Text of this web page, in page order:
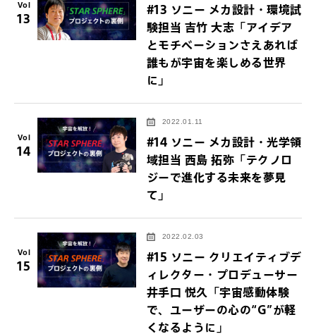
Vol
13
#13 ソニー メカ設計・環境試
験担当 吉竹 大志「アイデア
とモチベーションさえあれば
誰もが宇宙を楽しめる世界
に」
Vol
14
2022.01.11
#14 ソニー メカ設計・光学領
域担当 西島 拓弥「テクノロ
ジーで進化する未来を夢見
て」
Vol
15
2022.02.03
#15 ソニー クリエイティブデ
ィレクター・プロデューサー
井手口 悦久「宇宙感動体験
で、ユーザーの心の“G”が軽
くなるように」